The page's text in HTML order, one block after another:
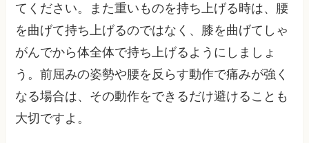
てください。また重いものを持ち上げる時は、腰
を曲げて持ち上げるのではなく、膝を曲げてしゃ
がんでから体全体で持ち上げるようにしましょ
う。前屈みの姿勢や腰を反らす動作で痛みが強く
なる場合は、その動作をできるだけ避けることも
大切ですよ。